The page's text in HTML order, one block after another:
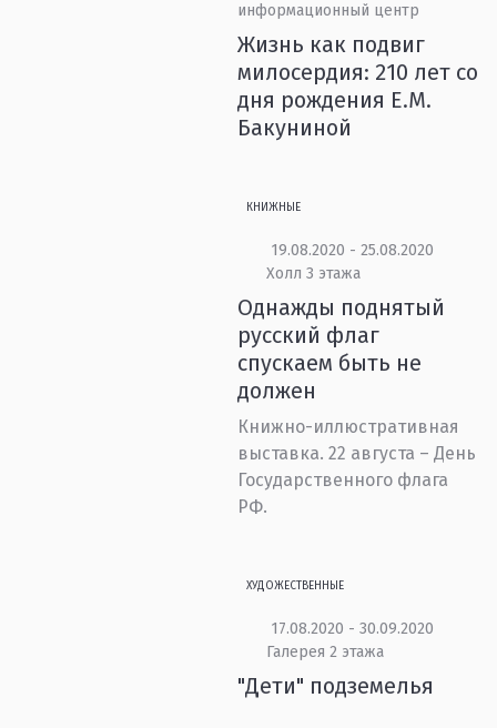
информационный центр
Жизнь как подвиг
милосердия: 210 лет со
дня рождения Е.М.
Бакуниной
КНИЖНЫЕ
19.08.2020 - 25.08.2020
Холл 3 этажа
Однажды поднятый
русский флаг
спускаем быть не
должен
Книжно-иллюстративная
выставка. 22 августа – День
Государственного флага
РФ.
ХУДОЖЕСТВЕННЫЕ
17.08.2020 - 30.09.2020
Галерея 2 этажа
"Дети" подземелья